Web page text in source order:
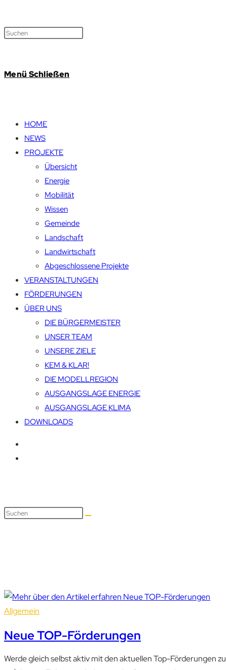
Menü Schließen
HOME
NEWS
PROJEKTE
Übersicht
Energie
Mobilität
Wissen
Gemeinde
Landschaft
Landwirtschaft
Abgeschlossene Projekte
VERANSTALTUNGEN
FÖRDERUNGEN
ÜBER UNS
DIE BÜRGERMEISTER
UNSER TEAM
UNSERE ZIELE
KEM & KLAR!
DIE MODELLREGION
AUSGANGSLAGE ENERGIE
AUSGANGSLAGE KLIMA
DOWNLOADS
Allgemein
Neue TOP-Förderungen
Werde gleich selbst aktiv mit den aktuellen Top-Förderungen